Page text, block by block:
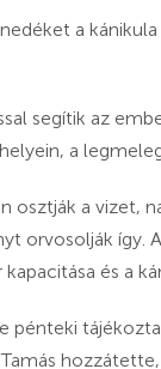
a
segítik az
a
osztják a vizet,
orvosolják így.
és a
pénteki